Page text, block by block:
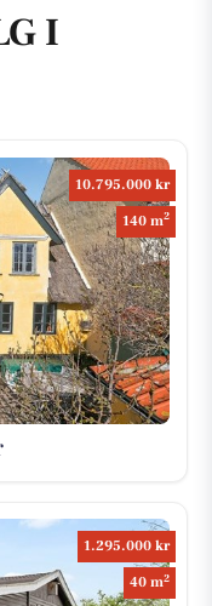
I
10.795.000 kr
140 m2
1.295.000 kr
40 m2